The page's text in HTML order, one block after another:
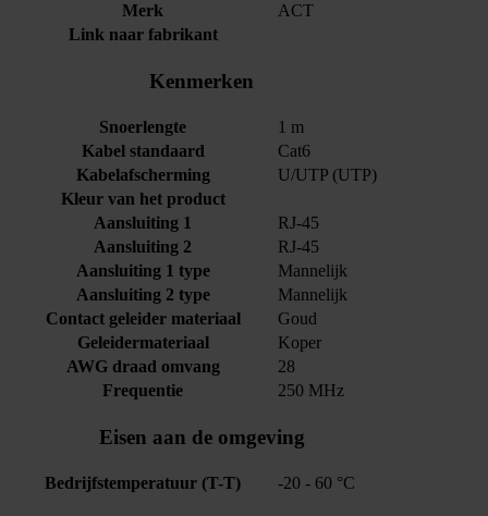
Merk
ACT
Link naar fabrikant
Kenmerken
Snoerlengte
1 m
Kabel standaard
Cat6
Kabelafscherming
U/UTP (UTP)
Kleur van het product
Aansluiting 1
RJ-45
Aansluiting 2
RJ-45
Aansluiting 1 type
Mannelijk
Aansluiting 2 type
Mannelijk
Contact geleider materiaal
Goud
Geleidermateriaal
Koper
AWG draad omvang
28
Frequentie
250 MHz
Eisen aan de omgeving
Bedrijfstemperatuur (T-T) -20 - 60 °C